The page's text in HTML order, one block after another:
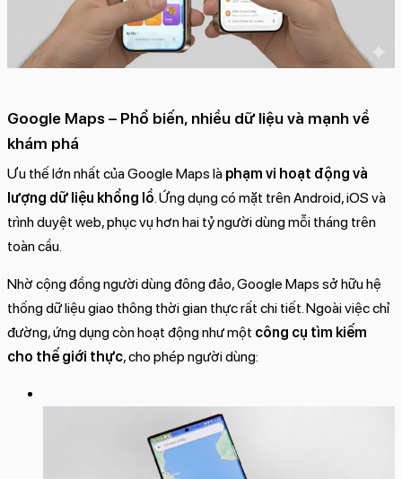
Google Maps – Phổ biến, nhiều dữ liệu và mạnh về
khám phá
Ưu thế lớn nhất của Google Maps là phạm vi hoạt động và
lượng dữ liệu khổng lồ. Ứng dụng có mặt trên Android, iOS và
trình duyệt web, phục vụ hơn hai tỷ người dùng mỗi tháng trên
toàn cầu.
Nhờ cộng đồng người dùng đông đảo, Google Maps sở hữu hệ
thống dữ liệu giao thông thời gian thực rất chi tiết. Ngoài việc chỉ
đường, ứng dụng còn hoạt động như một công cụ tìm kiếm
cho thế giới thực, cho phép người dùng: